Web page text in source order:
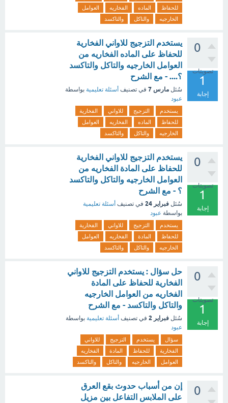
للحفاظ
الماده الفخاريه
العوامل
الخارجيه
والتاكل والتاكسد
0
تصويتات
1
إجابة
يستخدم التزجيج للاواني الفخارية
للحفاظ على الماده الفخاريه من
العوامل الخارجيه والتاكل والتاكسد
؟.... - مع الشرح
سُئل مارس 7 في تصنيف أسئلة تعليمية بواسطة
عبود
يستخدم التزجيج للاواني
الفخارية
للحفاظ
الماده الفخاريه
العوامل
الخارجيه
والتاكل والتاكسد
0
تصويتات
1
إجابة
يستخدم التزجيج للاواني الفخارية
للحفاظ على المادة الفخاريه من
العوامل الخارجيه والتاكل والتاكسد
؟ - مع الشرح
سُئل فبراير 24 في تصنيف أسئلة تعليمية
بواسطة عبود
يستخدم التزجيج للاواني
الفخارية
للحفاظ
المادة الفخاريه
العوامل
الخارجيه
والتاكل والتاكسد
0
تصويتات
1
إجابة
حل سؤال : يستخدم التزجيج للاواني
الفخارية للحفاظ على المادة
الفخاريه من العوامل الخارجيه
والتاكل والتاكسد - مع الشرح
سُئل فبراير 2 في تصنيف أسئلة تعليمية بواسطة
عبود
سؤال يستخدم التزجيج
للاواني
الفخارية
للحفاظ المادة
الفخاريه
العوامل
الخارجيه والتاكل والتاكسد
0
إن من أسباب حدوث بقع العرق
على الملابس التفاعل بين مزيل